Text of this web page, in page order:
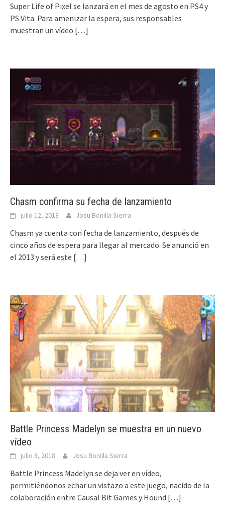
Super Life of Pixel se lanzará en el mes de agosto en PS4 y
PS Vita. Para amenizar la espera, sus responsables
muestran un vídeo […]
Chasm confirma su fecha de lanzamiento
julio 12, 2018 Josu Bonilla Sierra
Chasm ya cuenta con fecha de lanzamiento, después de
cinco años de espera para llegar al mercado. Se anunció en
el 2013 y será este […]
Battle Princess Madelyn se muestra en un nuevo
vídeo
julio 8, 2018 Josu Bonilla Sierra
Battle Princess Madelyn se deja ver en vídeo,
permitiéndonos echar un vistazo a este juego, nacido de la
colaboración entre Causal Bit Games y Hound […]